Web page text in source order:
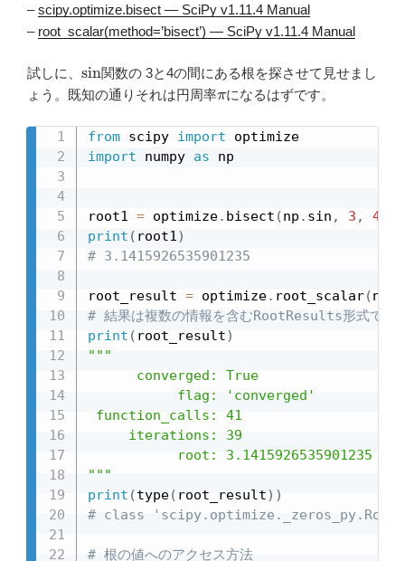
–scipy.optimize.bisect — SciPy v1.11.4 Manual
– root_scalar(method=’bisect’) — SciPy v1.11.4 Manual
試しに、 sin関数の 3と4の間にある根を探させて見せまし
ょう。既知の通りそれは円周率 πになるはずです。
from scipy import
import numpy as np
root1 = optimize. bisect (np . sin , 3 , 4
print ( root1)
# 3.1415926535901235
root_result = optimize. root_scalar(np
# 結果は複数の情報を含むRootResults形式で戻
print ( root_result)
"""
      converged: True
           flag: 'converged'
function_calls: 41
     iterations: 39
           root: 3.1415926535901235
"""
print (type( root_result) )
# class
# 根の値へのアクセス方法